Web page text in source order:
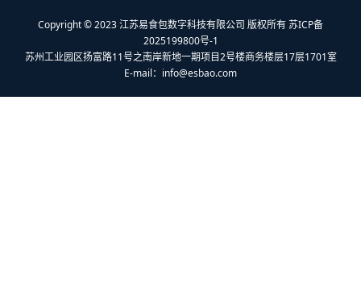
Copyright © 2023 江苏易食包数字科技有限公司 版权所有 苏ICP备
2025199800号-1
苏州工业园区扬富路11号之南岸新地一期项目2号楼商务楼层17层1701室
E-mail： info@esbao.com